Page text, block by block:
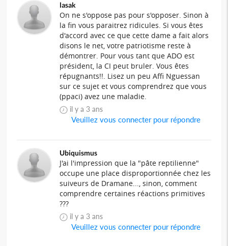
lasak
On ne s'oppose pas pour s'opposer. Sinon à
la fin vous paraitrez ridicules. Si vous êtes
d'accord avec ce que cette dame a fait alors
disons le net, votre patriotisme reste à
démontrer. Pour vous tant que ADO est
président, la CI peut bruler. Vous êtes
répugnants!!. Lisez un peu Affi Nguessan
sur ce sujet et vous comprendrez que vous
(ppaci) avez une maladie.
il y a 3 ans
Veuillez vous connecter pour répondre
Ubiquismus
J'ai l'impression que la "pâte reptilienne"
occupe une place disproportionnée chez les
suiveurs de Dramane..., sinon, comment
comprendre certaines réactions primitives
???
il y a 3 ans
Veuillez vous connecter pour répondre